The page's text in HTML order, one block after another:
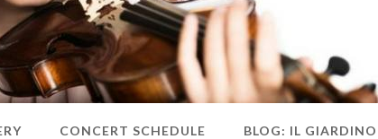
CONCERT SCHEDULE BLOG: IL